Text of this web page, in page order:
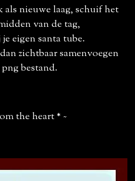
nieuwe laag, schuif het
van de tag,
eigen santa tube.
zichtbaar samenvoegen
bestand.
the heart * ~